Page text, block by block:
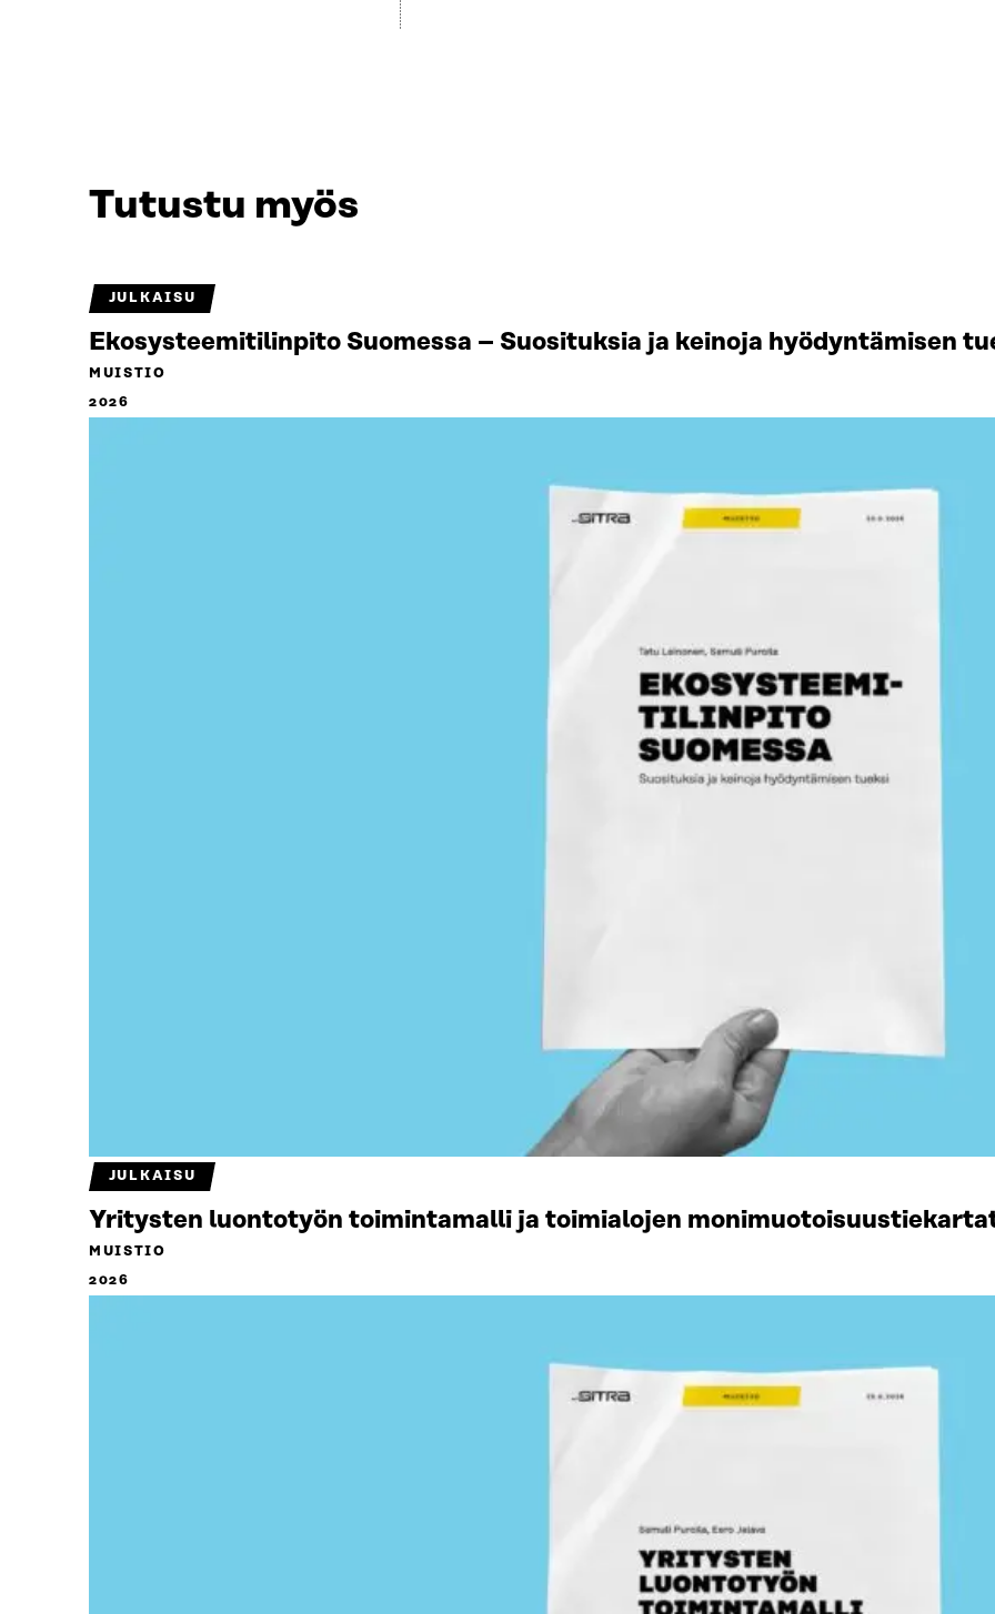
Tutustu myös
JULKAISU
Ekosysteemitilinpito Suomessa – Suosituksia ja keinoja hyödyntämisen
MUISTIO
2026
JULKAISU
Yritysten luontotyön toimintamalli ja toimialojen
MUISTIO
2026